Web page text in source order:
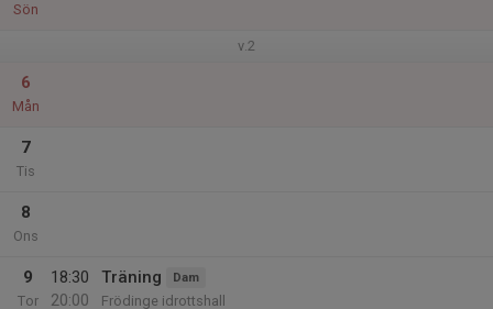
Sön
v.2
6
Mån
7
Tis
8
Ons
9
Tor
18:30
20:00
Träning Dam
Frödinge idrottshall